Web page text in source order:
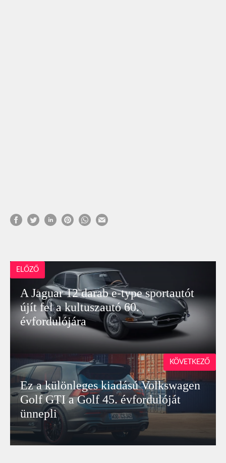
ELŐZŐ
A Jaguar 12 darab e-type sportautót
újít fel a kultuszautó 60.
évfordulójára
Ez a különleges kiadású Volkswagen
Golf GTI a Golf 45. évfordulóját
ünnepli
KÖVETKEZŐ